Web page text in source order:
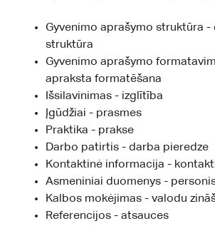
Gyvenimo aprašymo struktūra -
struktūra
Gyvenimo aprašymo
apraksta formatēšana
Išsilavinimas - izglītība
Įgūdžiai - prasmes
Praktika - prakse
Darbo patirtis - darba pieredze
Kontaktinė informacija -
Asmeniniai duomenys -
Kalbos mokėjimas - valodu
Referencijos - atsauces